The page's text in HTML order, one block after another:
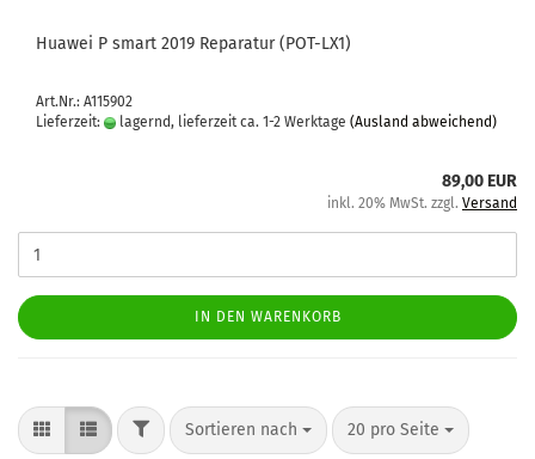
Hua­wei P smart 2019 Re­pa­ra­tur (POT-​LX1)
Art.Nr.: A115902
Lieferzeit:
lagernd, lieferzeit ca. 1-2 Werktage (Ausland abweichend)
89,00 EUR
inkl. 20% MwSt. zzgl. Versand
IN DEN WARENKORB
Sortieren nach 20 pro Seite